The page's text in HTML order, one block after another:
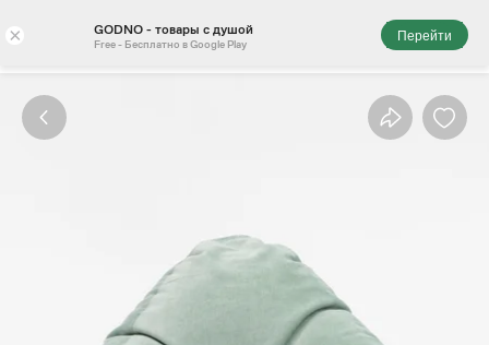
× GODNO - товары с душой
Free - Бесплатно в Google Play
Перейти